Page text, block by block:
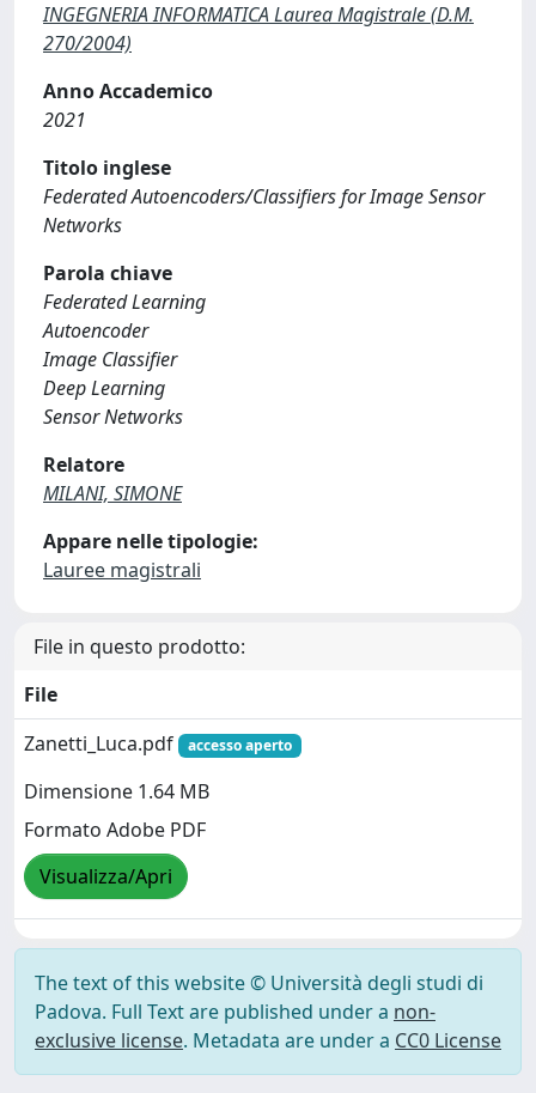
INGEGNERIA INFORMATICA Laurea Magistrale (D.M.
270/2004)
Anno Accademico
2021
Titolo inglese
Federated Autoencoders/Classifiers for Image Sensor
Networks
Parola chiave
Federated Learning
Autoencoder
Image Classifier
Deep Learning
Sensor Networks
Relatore
MILANI, SIMONE
Appare nelle tipologie:
Lauree magistrali
File in questo prodotto:
File
Zanetti_Luca.pdf
accesso aperto
Dimensione 1.64 MB
Formato Adobe PDF
Visualizza/Apri
The text of this website © Università degli studi di
Padova. Full Text are published under a non-
exclusive license. Metadata are under a CC0 License